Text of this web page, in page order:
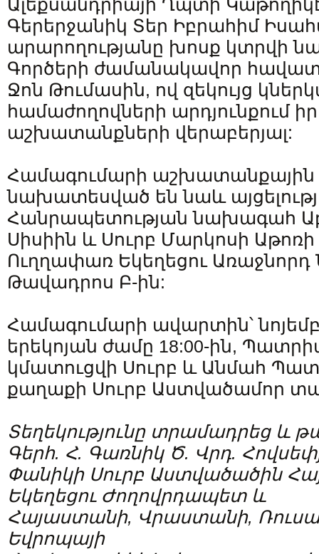
Ալեքսանդրիայի Ղպտի
Գերերջանիկ Տեր Իբրահիմ
արարողությանը խոսք կտրվի
Գործերի ժամանակավոր
Ջոն Թումասին, ով զեկույց
համաժողովների արդյունքում
աշխատանքների վերաբերյալ:
Համագումարի աշխատանքային
նախատեսված են նաև
Հանրապետության նախագահ
Սիսիին և Սուրբ Մարկոսի
Ուղղափառ Եկեղեցու Առաջնորդ
Թավադրոս Բ-ին:
Համագումարի ավարտին՝
երեկոյան ժամը 18:00-ին,
կմատուցվի Սուրբ և Անմահ
քաղաքի Սուրբ Աստվածամոր
Տեղեկությունը տրամադրեց և
Գերհ. Հ. Գառնիկ Ծ. Վրդ.
Փանիկի Սուրբ Աստվածածին
Եկեղեցու Ժողովրդապետ և
Հայաստանի, Վրաստանի,
Եվրոպայի